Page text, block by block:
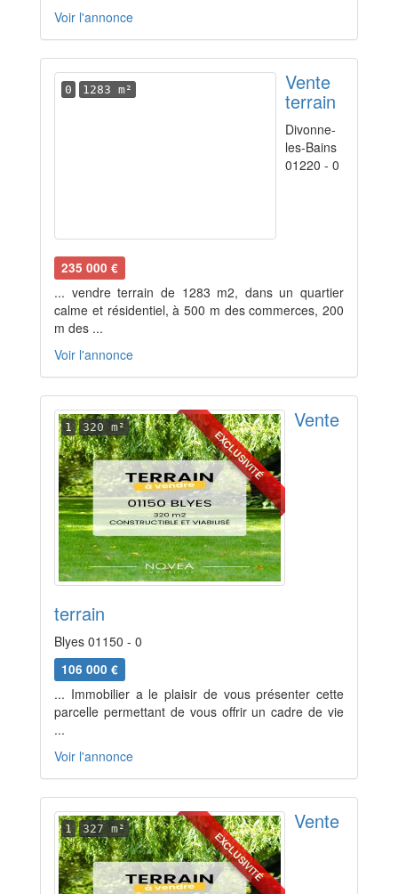
Voir l'annonce
0 1283 m² Vente
terrain
Divonne-
les-Bains
01220 - 0
235 000 €
... vendre terrain de 1283 m2, dans un quartier
calme et résidentiel, à 500 m des commerces, 200
m des ...
Voir l'annonce
EXCLUSIVITÉ
1 320 m² Vente
terrain
Blyes 01150 - 0
106 000 €
... Immobilier a le plaisir de vous présenter cette
parcelle permettant de vous offrir un cadre de vie
...
Voir l'annonce
EXCLUSIVITÉ
1 327 m² Vente